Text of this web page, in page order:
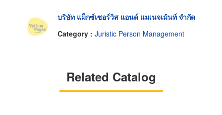
บริษัท แม็กซ์เซอร์วิส แอนด์ แมเนจเม้นท์ จำกัด
Category : Juristic Person Management
Related Catalog